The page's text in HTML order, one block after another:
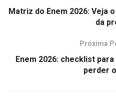
Matriz do Enem 2026: Veja
da
Próxima
Enem 2026: checklist
perder